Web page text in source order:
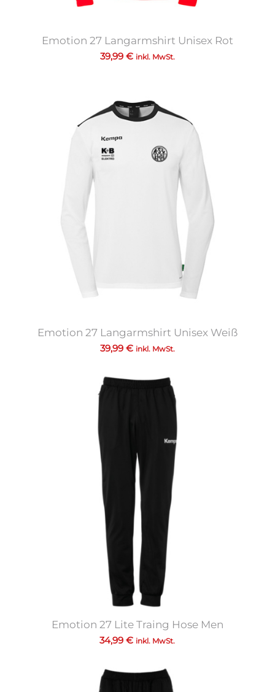
Emotion 27 Langarmshirt Unisex Rot
39,99 € inkl. MwSt.
Emotion 27 Langarmshirt Unisex Weiß
39,99 € inkl. MwSt.
Emotion 27 Lite Traing Hose Men
34,99€ inkl. MwSt.